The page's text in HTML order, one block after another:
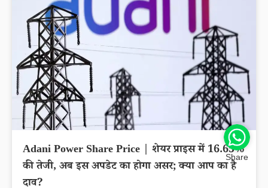
Adani Power Share Price | शेयर प्राइस में 16.65%
की तेजी, अब इस अपडेट का होगा असर; क्या आप का है
दाव?
Share